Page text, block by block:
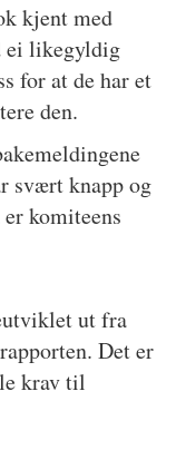
kjent med
ei likegyldig
for at de har et
den.
svært knapp og
komiteens
ut fra
Det er
krav til